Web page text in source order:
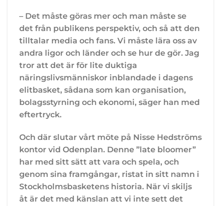
– Det måste göras mer och man måste se
det från publikens perspektiv, och så att den
tilltalar media och fans. Vi måste lära oss av
andra ligor och länder och se hur de gör. Jag
tror att det är för lite duktiga
näringslivsmänniskor inblandade i dagens
elitbasket, sådana som kan organisation,
bolagsstyrning och ekonomi, säger han med
eftertryck.
Och där slutar vårt möte på Nisse Hedströms
kontor vid Odenplan. Denne ”late bloomer”
har med sitt sätt att vara och spela, och
genom sina framgångar, ristat in sitt namn i
Stockholmsbasketens historia. När vi skiljs
åt är det med känslan att vi inte sett det